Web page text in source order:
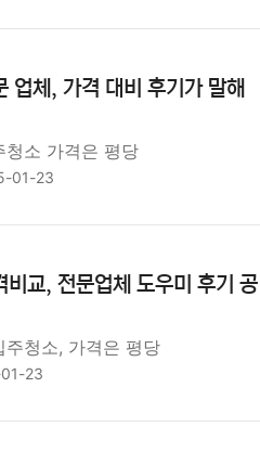
업체, 가격 대비 후기가 말해
청소 가격은 평당
01-23
교, 전문업체 도우미 후기 공
청소, 가격은 평당
23